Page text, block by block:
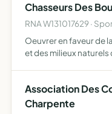
Chasseurs Des
RNA W131017629 ·
Oeuvrer en faveur de
et des milieux
Association Des
Charpente